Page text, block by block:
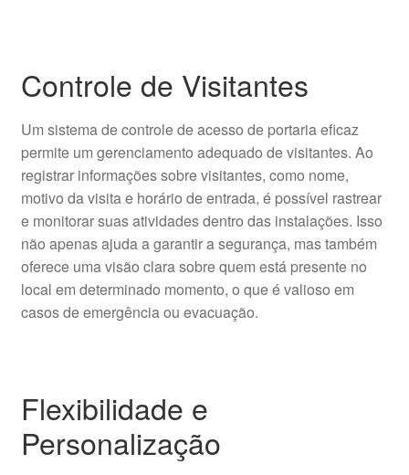
Controle de Visitantes
Um sistema de controle de acesso de portaria eficaz
permite um gerenciamento adequado de visitantes. Ao
registrar informações sobre visitantes, como nome,
motivo da visita e horário de entrada, é possível rastrear
e monitorar suas atividades dentro das instalações. Isso
não apenas ajuda a garantir a segurança, mas também
oferece uma visão clara sobre quem está presente no
local em determinado momento, o que é valioso em
casos de emergência ou evacuação.
Flexibilidade e
Personalização